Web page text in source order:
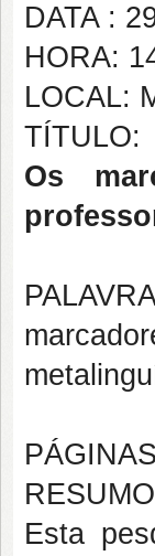
DATA :
HORA:
LOCAL:
TÍTULO:
Os
Esta